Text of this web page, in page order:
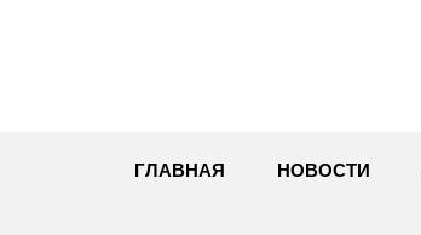
ГЛАВНАЯ НОВОСТИ